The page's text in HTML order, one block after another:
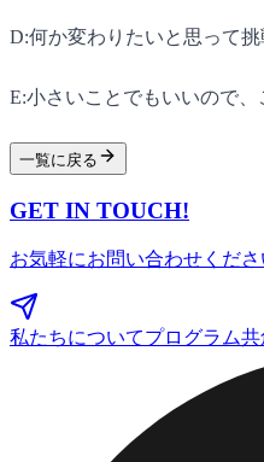
D:何か変わりたいと思って
E:小さいことでもいいので
一覧に戻る
GET IN TOUCH!
お気軽にお問い合わせくださ
私たちについてプログラム共